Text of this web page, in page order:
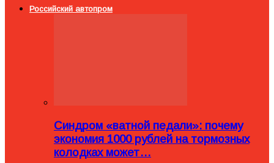
Российский автопром
Синдром «ватной педали»: почему
экономия 1000 рублей на тормозных
колодках может…